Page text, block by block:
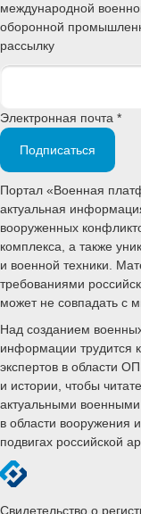
международной
оборонной
рассылку
Электронная почта *
Подписаться
Портал «Военная
актуальная
вооруженных
комплекса, а также
и военной техники.
требованиями
может не совпадать с
Над созданием
информации трудится
экспертов в области
и истории, чтобы
актуальными
в области вооружения
подвигах российской
Свидетельство о